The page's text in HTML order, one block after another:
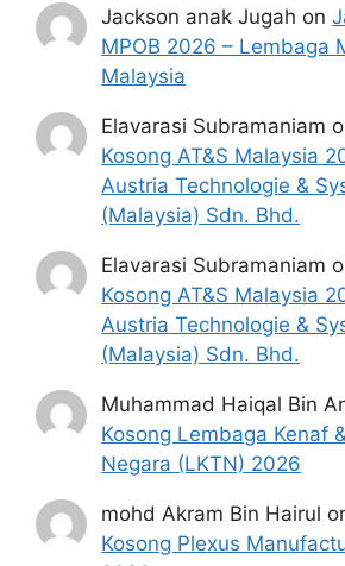
Jackson anak Jugah on
MPOB 2026 – Lembaga
Malaysia
Elavarasi Subramaniam
Kosong AT&S Malaysia
Austria Technologie &
(Malaysia) Sdn. Bhd.
Elavarasi Subramaniam
Kosong AT&S Malaysia
Austria Technologie &
(Malaysia) Sdn. Bhd.
Muhammad Haiqal Bin
Kosong Lembaga Kenaf
Negara (LKTN) 2026
mohd Akram Bin Hairul
Kosong Plexus